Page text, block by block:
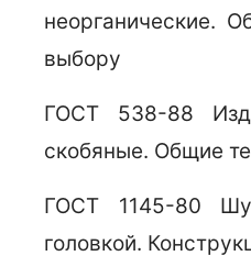
неорганические.
выбору
ГОСТ 538-88
скобяные. Общие
ГОСТ 1145-80
головкой.